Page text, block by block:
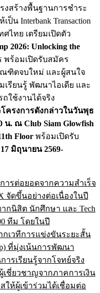
งสร้างพื้นฐานการชำระ
น Interbank Transaction
ทศไทย เตรียมเปิดตัว
2026: Unlocking the
พร้อมเปิดรับสมัคร
ฑิตจบใหม่ และผู้สนใจ
เรียนรู้ พัฒนาไอเดีย และ
ใช้งานได้จริง
โครงการดังกล่าวในวันพุธ
น. ณ Club Siam Glowfish
Floor พร้อมเปิดรับ
17 มิถุนายน 2569-
ารต่อยอดจากความสำเร็จ
จัดขึ้นอย่างต่อเนื่องในปี
ากนิสิต นักศึกษา และ Tech
ทีม โดยในปี
กเวทีการแข่งขันระยะสั้น
ที่มุ่งเน้นการพัฒนา
รเรียนรู้จากโจทย์จริง
ชี่ยวชาญจากภาคการเงิน
ให้ผู้เข้าร่วมได้เชื่อมต่อ